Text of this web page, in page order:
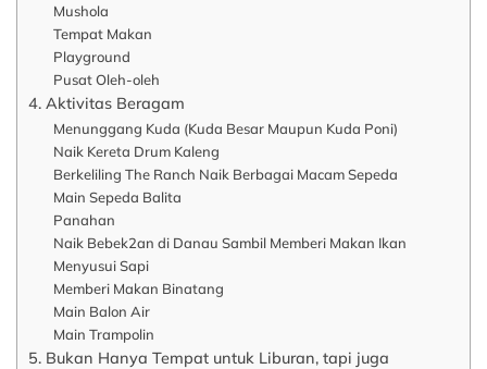
Mushola
Tempat Makan
Playground
Pusat Oleh-oleh
4. Aktivitas Beragam
Menunggang Kuda (Kuda Besar Maupun Kuda Poni)
Naik Kereta Drum Kaleng
Berkeliling The Ranch Naik Berbagai Macam Sepeda
Main Sepeda Balita
Panahan
Naik Bebek2an di Danau Sambil Memberi Makan Ikan
Menyusui Sapi
Memberi Makan Binatang
Main Balon Air
Main Trampolin
5. Bukan Hanya Tempat untuk Liburan, tapi juga